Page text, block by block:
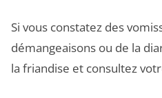
Si vous constatez des
démangeaisons ou de la
la friandise et consultez